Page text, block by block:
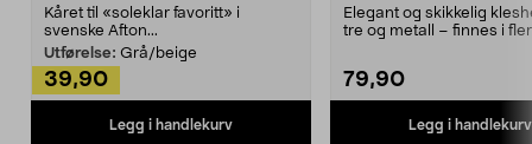
Kåret til «soleklar favoritt» i
svenske Afton...
Utførelse: Grå/beige
39,90
Legg i handlekurv
Elegant og skikkelig
tre og metall – finnes i
79,90
Legg i handlekurv